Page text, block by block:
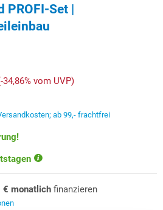
PROFI-Set |
34,86% vom UVP)
ab 99,- frachtfrei
€ monatlich finanzieren